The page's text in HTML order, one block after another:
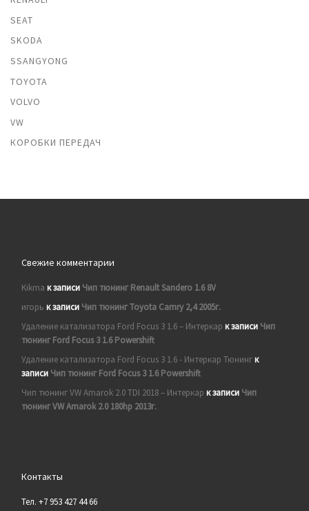
SEAT
SKODA
SSANGYONG
TOYOTA
VOLVO
VW
КОРОБКИ ПЕРЕДАЧ
Свежие комментарии
Kikma к записи Чип тюнинг Renault Sandero 1.6 8V
игорь к записи Чип тюнинг Toyota Camry 2,4 2005г.
Удаление катализатора Ford Focus 3 1.6 – Интеркар к записи Чип
тюнинг Ford Focus 3 1.6 Powershift
Удаление катализатора Ford Focus 3 1.6 - Интеркар Тюнингк
записи Чип тюнинг Ford Focus 3 1.6 Powershift
Чип тюнинг VW Amarok 2.0 TDI 2018 – Интеркар к записи Чип
тюнинг VW Amarok 2.0 180hp 2013г.
Контакты
Тел. +7 953 427 44 66